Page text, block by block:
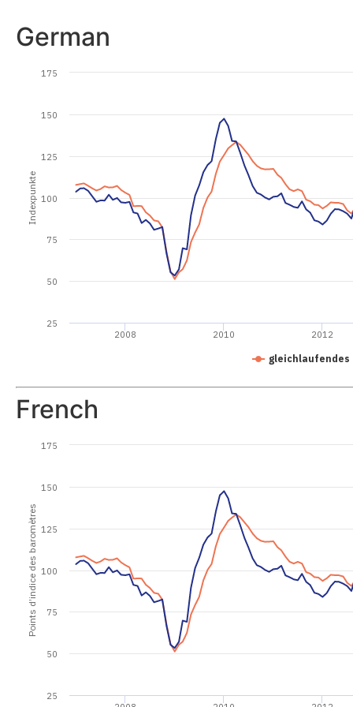
German
Indexpunkte
gleichlaufendes
2008 2010 2012
25
50
75
100
125
150
175
French
Points d’indice des baromètres
25
50
75
100
125
150
175